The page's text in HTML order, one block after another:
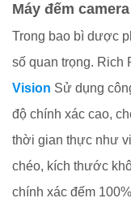
Máy đếm
Trong bao bì dược
số quan trọng. Rich
Vision Sử dụng
độ chính xác cao,
thời gian thực như
chéo, kích thước
chính xác đếm